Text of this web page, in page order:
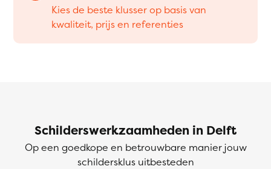
Kies de beste klusser op basis van
kwaliteit, prijs en referenties
Schilderswerkzaamheden in Delft
Op een goedkope en betrouwbare manier jouw
schildersklus uitbesteden